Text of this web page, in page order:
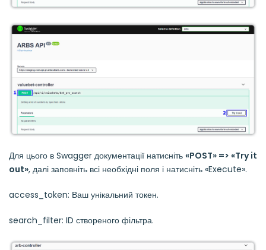
Для цього в Swagger документації натисніть «POST» => «Try it
out», далі заповніть всі необхідні поля і натисніть «Execute».
access_token: Ваш унікальний токен.
search_filter: ID створеного фільтра.